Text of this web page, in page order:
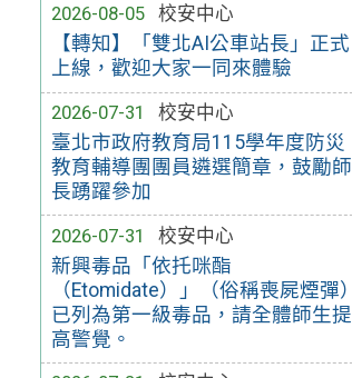
2026-08-05
校安中心
【轉知】「雙北AI公車站長」正式
上線，歡迎大家一同來體驗
2026-07-31
校安中心
臺北市政府教育局115學年度防災
教育輔導團團員遴選簡章，鼓勵師
長踴躍參加
2026-07-31
校安中心
新興毒品「依托咪酯
（Etomidate）」（俗稱喪屍煙彈）
已列為第一級毒品，請全體師生提
高警覺。